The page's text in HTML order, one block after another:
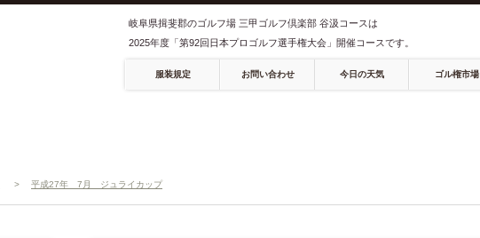
岐阜県揖斐郡のゴルフ場 三甲ゴルフ倶楽部 谷汲コースは
2025年度「第92回日本プロゴルフ選手権大会」開催コースです。
服装規定 お問い合わせ 今日の天気 ゴル権市場
> 平成27年 7月 ジュライカップ